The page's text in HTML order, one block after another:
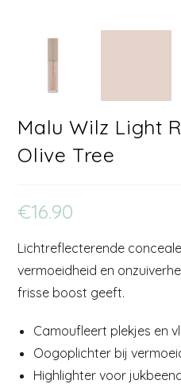
Malu Wilz Light
Olive Tree
€16.90
Lichtreflecterende
vermoeidheid en
frisse boost geeft.
Camoufleert plekjes en
Oogoplichter bij
Highlighter voor